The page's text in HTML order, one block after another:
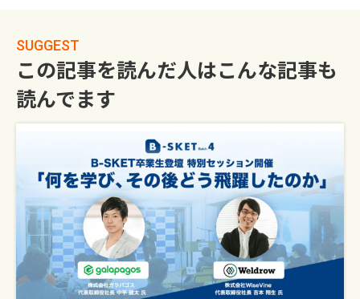
SUGGEST
この記事を読んだ人はこんな記事も
読んでます